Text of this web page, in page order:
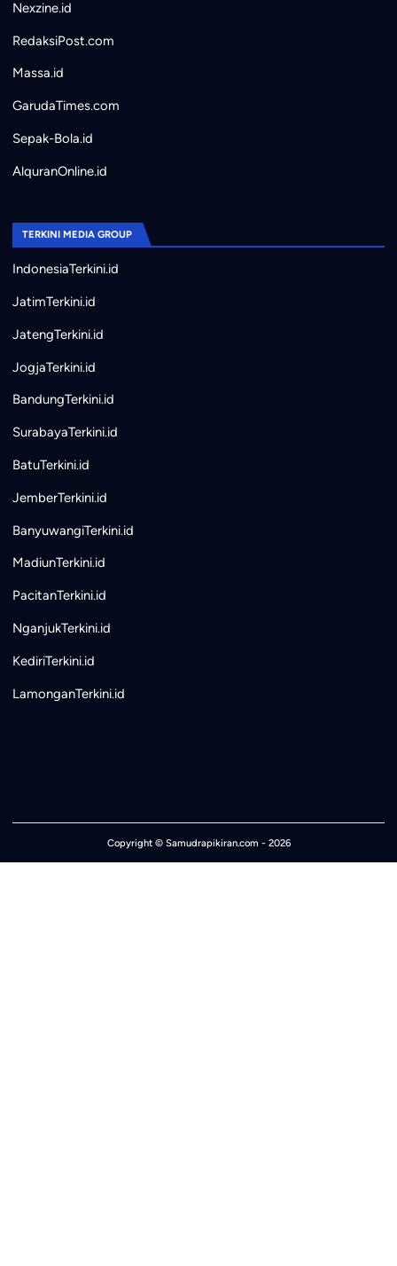
Nexzine.id
RedaksiPost.com
Massa.id
GarudaTimes.com
Sepak-Bola.id
AlquranOnline.id
TERKINI MEDIA GROUP
IndonesiaTerkini.id
JatimTerkini.id
JatengTerkini.id
JogjaTerkini.id
BandungTerkini.id
SurabayaTerkini.id
BatuTerkini.id
JemberTerkini.id
BanyuwangiTerkini.id
MadiunTerkini.id
PacitanTerkini.id
NganjukTerkini.id
KediriTerkini.id
LamonganTerkini.id
Copyright © Samudrapikiran.com - 2026